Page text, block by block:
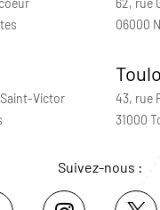
06000
Victor
43, rue
31000
Suivez-nous :